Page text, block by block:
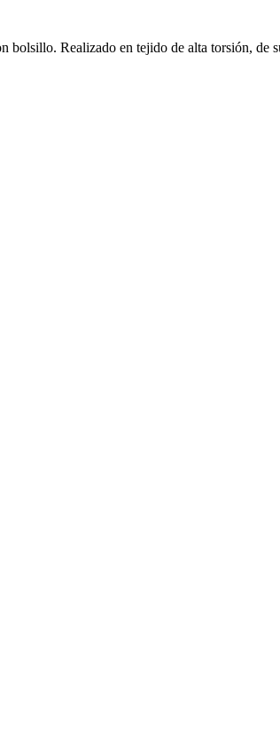
bolsillo. Realizado en tejido de alta torsión, de